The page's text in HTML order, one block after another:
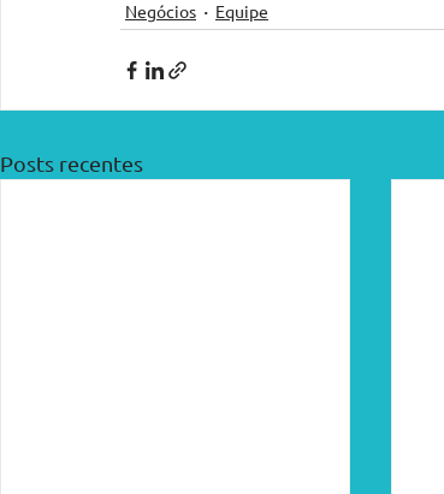
Negócios
Equipe
Posts recentes